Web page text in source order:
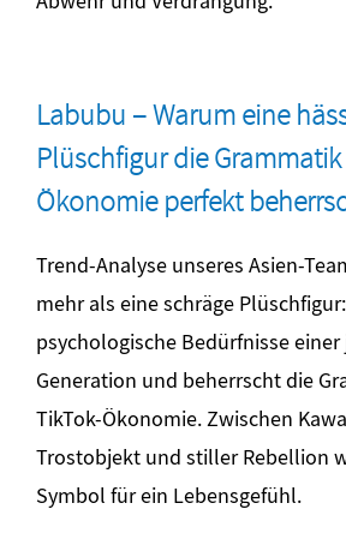
Labubu – Warum eine
Plüschfigur die
Ökonomie perfekt
Trend-Analyse unseres Asien-
mehr als eine schräge
psychologische Bedürfnisse einer
Generation und beherrscht die
TikTok-Ökonomie. Zwischen
Trostobjekt und stiller Rebellion
Symbol für ein Lebensgefühl.